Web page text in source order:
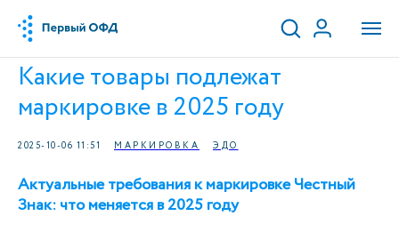
Какие товары подлежат
маркировке в 2025 году
2025-10-06 11:51 МАРКИРОВКА ЭДО
Актуальные требования к маркировке Честный
Знак: что меняется в 2025 году